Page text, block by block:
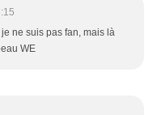
ne suis pas fan, mais là
WE